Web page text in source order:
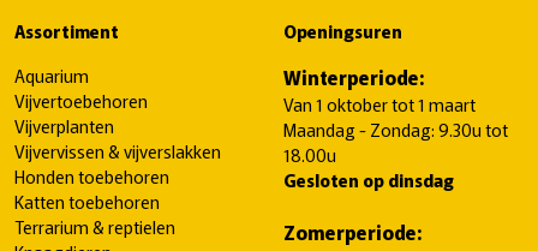
Assortiment
Aquarium
Vijvertoebehoren
Vijverplanten
Vijvervissen & vijverslakken
Honden toebehoren
Katten toebehoren
Terrarium & reptielen
Openingsuren
Winterperiode:
Van 1 oktober tot 1 maart
Maandag - Zondag: 9.30u tot
18.00u
Gesloten op dinsdag
Zomerperiode: